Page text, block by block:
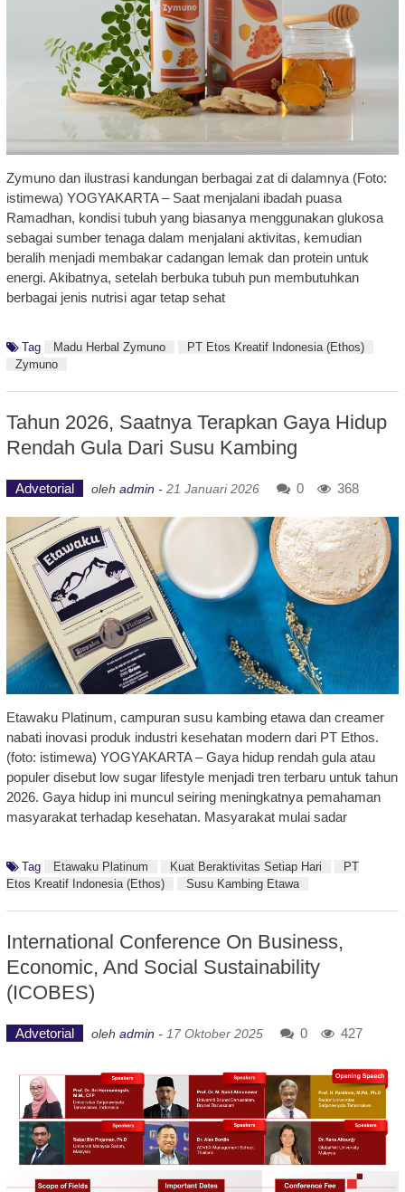
Zymuno dan ilustrasi kandungan berbagai zat di dalamnya (Foto:
istimewa) YOGYAKARTA – Saat menjalani ibadah puasa
Ramadhan, kondisi tubuh yang biasanya menggunakan glukosa
sebagai sumber tenaga dalam menjalani aktivitas, kemudian
beralih menjadi membakar cadangan lemak dan protein untuk
energi. Akibatnya, setelah berbuka tubuh pun membutuhkan
berbagai jenis nutrisi agar tetap sehat
Tag Madu Herbal Zymuno
PT Etos Kreatif Indonesia (Ethos)
Zymuno
Tahun 2026, Saatnya Terapkan Gaya Hidup
Rendah Gula Dari Susu Kambing
Advetorial oleh admin - 21 Januari 2026 0 368
Etawaku Platinum, campuran susu kambing etawa dan creamer
nabati inovasi produk industri kesehatan modern dari PT Ethos.
(foto: istimewa) YOGYAKARTA – Gaya hidup rendah gula atau
populer disebut low sugar lifestyle menjadi tren terbaru untuk tahun
2026. Gaya hidup ini muncul seiring meningkatnya pemahaman
masyarakat terhadap kesehatan. Masyarakat mulai sadar
Tag Etawaku Platinum Kuat Beraktivitas Setiap Hari
PT
Etos Kreatif Indonesia (Ethos)
Susu Kambing Etawa
International Conference On Business,
Economic, And Social Sustainability
(ICOBES)
Advetorial oleh admin - 17 Oktober 2025 0 427